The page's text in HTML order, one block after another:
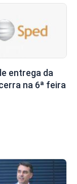
entrega da
na 6ª feira